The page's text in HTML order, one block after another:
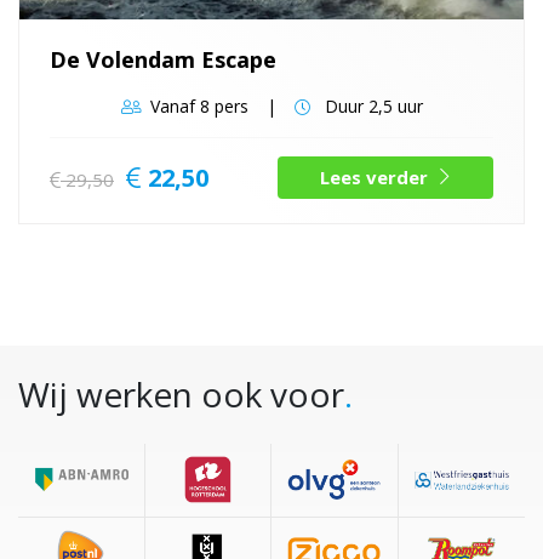
De Volendam Escape
Vanaf8 pers Duur 2,5 uur
29,50 22,50 Lees verder
Wij werken ook voor.